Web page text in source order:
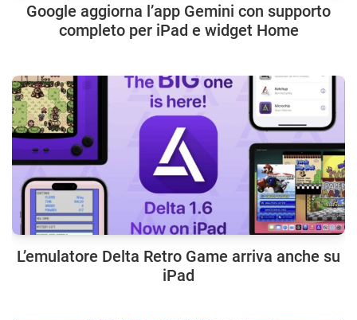
Google aggiorna l’app Gemini con supporto
completo per iPad e widget Home
L’emulatore Delta Retro Game arriva anche su
iPad